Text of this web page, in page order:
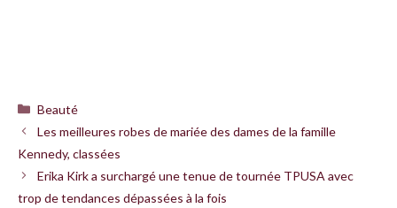
Catégories
Beauté
Les meilleures robes de mariée des dames de la famille
Kennedy, classées
Erika Kirk a surchargé une tenue de tournée TPUSA avec
trop de tendances dépassées à la fois